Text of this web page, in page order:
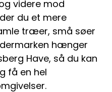
videre mod
du et mere
træer, små søer
hænger
Have, så du kan
få en hel